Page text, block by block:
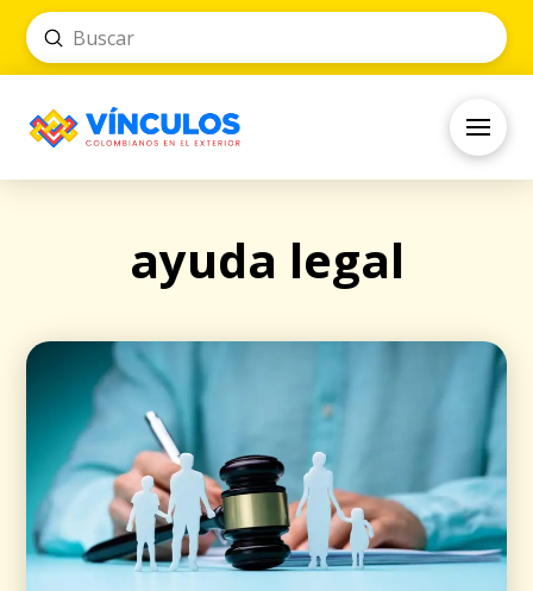
Search
Submit
ayuda legal